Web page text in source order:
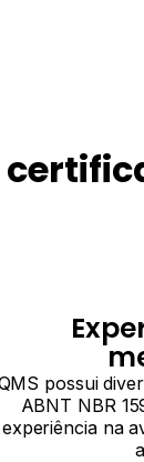
possui
ABNT NBR
experiência na